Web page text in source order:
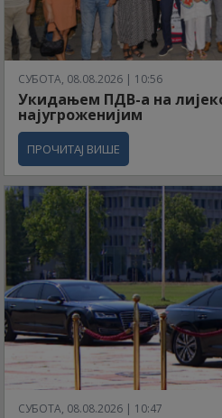
СУБОТА, 08.08.2026 | 10:56
Укидањем ПДВ-а на
најугроженијим
ПРОЧИТАЈ ВИШЕ
СУБОТА, 08.08.2026 | 10:47